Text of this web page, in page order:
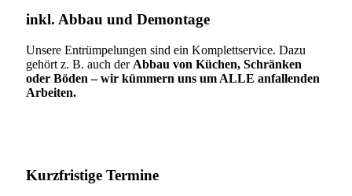
inkl. Abbau und Demontage​
Unsere Entrümpelungen sind ein Komplettservice. Dazu
gehört z. B. auch der Abbau von Küchen, Schränken
oder Böden – wir kümmern uns um ALLE anfallenden
Arbeiten.
Kurzfristige Termine​